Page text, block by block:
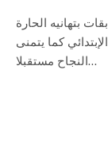
بتهانيه الحارة
كما يتمنى
النجاح مستقبلا…